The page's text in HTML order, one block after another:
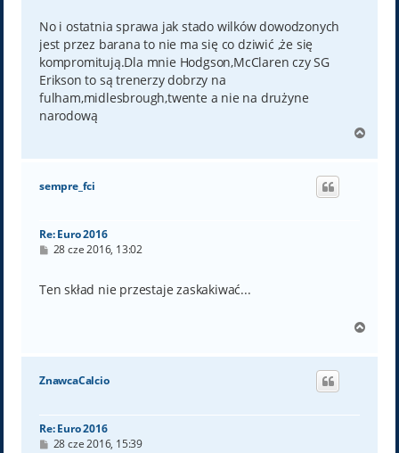
No i ostatnia sprawa jak stado wilków dowodzonych
jest przez barana to nie ma się co dziwić ,że się
kompromitują.Dla mnie Hodgson,McClaren czy SG
Erikson to są trenerzy dobrzy na
fulham,midlesbrough,twente a nie na drużyne
narodową
g
sempre_fci
Re: Euro 2016
P
t
28 cze 2016, 13:02
Ten skład nie przestaje zaskakiwać...
g
ZnawcaCalcio
Re: Euro 2016
P28 cze 2016, 15:39